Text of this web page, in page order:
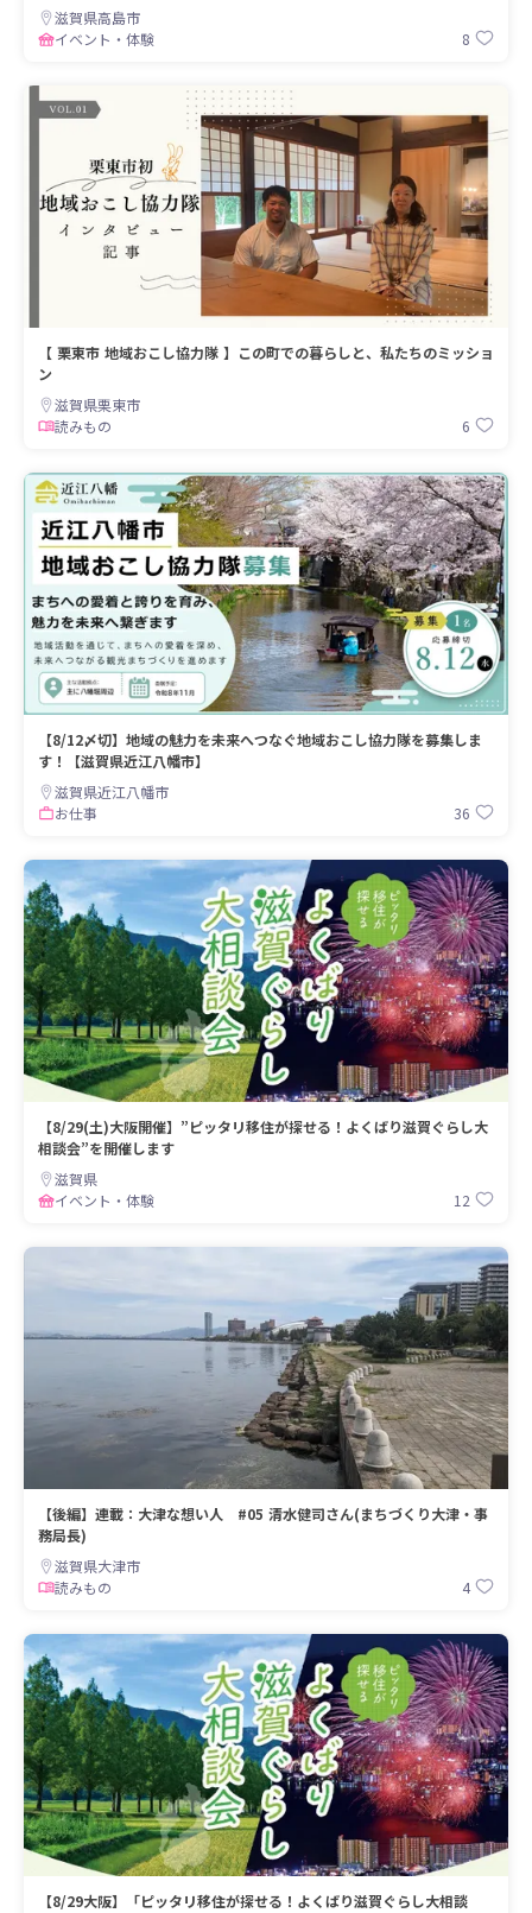
滋賀県高島市
イベント・体験
8
【 栗東市 地域おこし協力隊 】この町での暮らしと、私たちのミッショ
ン
滋賀県栗東市
読みもの
6
【8/12〆切】地域の魅力を未来へつなぐ地域おこし協力隊を募集しま
す！【滋賀県近江八幡市】
滋賀県近江八幡市
お仕事
36
【8/29(土)大阪開催】”ピッタリ移住が探せる！よくばり滋賀ぐらし大
相談会”を開催します
滋賀県
イベント・体験
12
【後編】連載：大津な想い人 #05 清水健司さん(まちづくり大津・事
務局長)
滋賀県大津市
読みもの
4
【8/29大阪】「ピッタリ移住が探せる！よくばり滋賀ぐらし大相談